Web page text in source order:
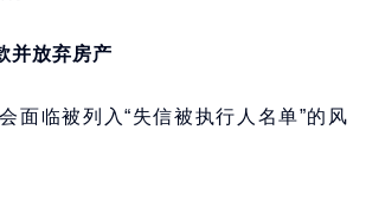
并放弃房产
面临被列入“失信被执行人名单”的风